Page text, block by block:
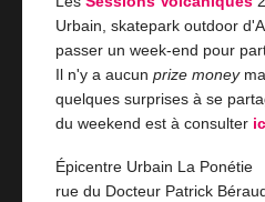
Urbain, skatepark outdoor
passer un week-end pour
Il n'y a aucun prize money
quelques surprises à se
du weekend est à consulter
Épicentre Urbain La Ponétie
rue du Docteur Patrick